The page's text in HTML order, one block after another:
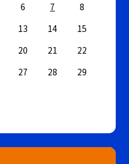
6 7
8
13 14
15
20 21
22
27 28
29